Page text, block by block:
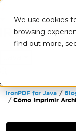
We use cookies
browsing
find out more,
Saltar al pie de
IronPDF for Java
Cómo Imprimir